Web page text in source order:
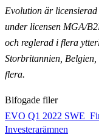
Evolution är
under licensen MGA/
och reglerad i flera
Storbritannien,
flera.
Bifogade filer
EVO Q1 2022
Investerarämnen